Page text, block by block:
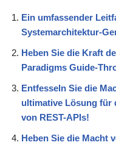
Ein umfassender
Systemarchitektur-
Heben Sie die Kraft
Paradigms Guide-
Entfesseln Sie die
ultimative Lösung für
von REST-APIs!
Heben Sie die Macht